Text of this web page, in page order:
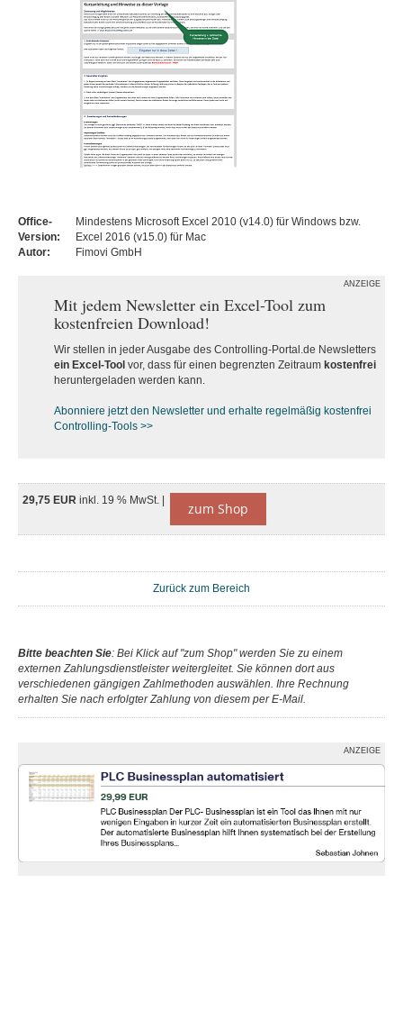
Office-
Version:
Mindestens Microsoft Excel 2010 (v14.0) für Windows bzw.
Excel 2016 (v15.0) für Mac
Autor:
Fimovi GmbH
ANZEIGE
Mit jedem Newsletter ein Excel-Tool zum
kostenfreien Download!
Wir stellen in jeder Ausgabe des Controlling-Portal.de Newsletters
ein Excel-Tool vor, dass für einen begrenzten Zeitraum kostenfrei
heruntergeladen werden kann.
Abonniere jetzt den Newsletter und erhalte regelmäßig kostenfrei
Controlling-Tools >>
29,75 EUR inkl. 19 % MwSt. | zum Shop
Zurück zum Bereich
Bitte beachten Sie: Bei Klick auf "zum Shop" werden Sie zu einem
externen Zahlungsdienstleister weitergleitet. Sie können dort aus
verschiedenen gängigen Zahlmethoden auswählen. Ihre Rechnung
erhalten Sie nach erfolgter Zahlung von diesem per E-Mail.
ANZEIGE